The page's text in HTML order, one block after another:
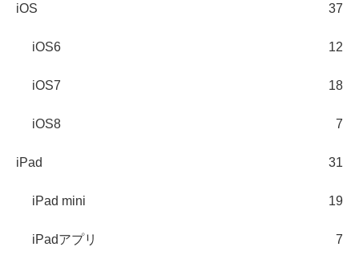
iOS 37
iOS6 12
iOS7 18
iOS8 7
iPad 31
iPad mini 19
iPadアプリ 7